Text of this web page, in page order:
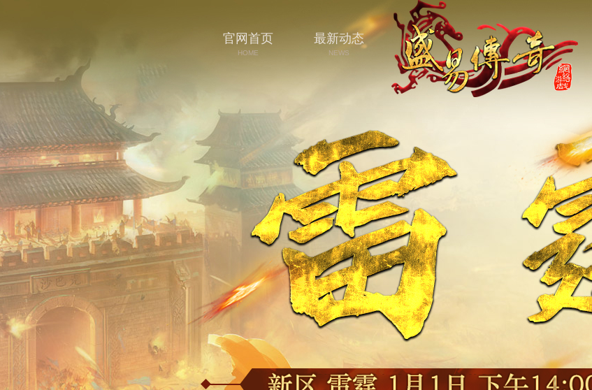
官网首页
HOME
最新动态
NEWS